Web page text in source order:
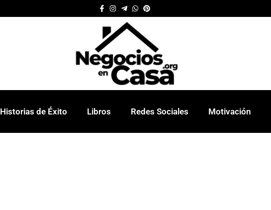
Historias de Éxito Libros Redes Sociales Motivación